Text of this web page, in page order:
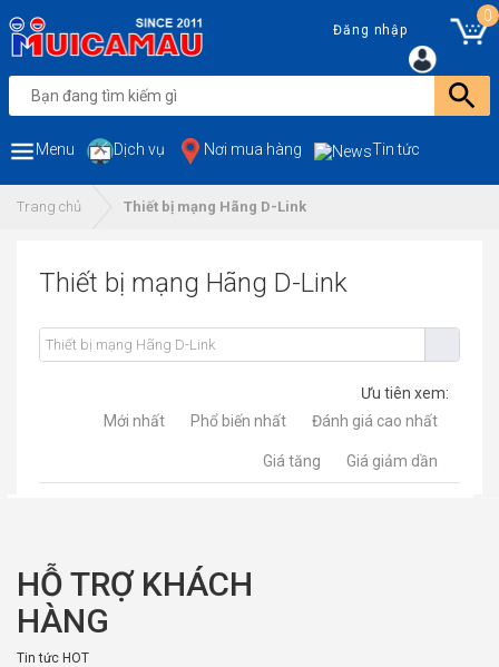
Đăng nhập
0
Menu Dịch vụ Nơi mua hàng Tin tức
Trang chủ Thiết bị mạng Hãng D-Link
Thiết bị mạng Hãng D-Link
Ưu tiên xem:
Mới nhất
Phổ biến nhất Đánh giá cao nhất
Giá tăng Giá giảm dần
HỖ TRỢ KHÁCH
HÀNG
Tin tức HOT